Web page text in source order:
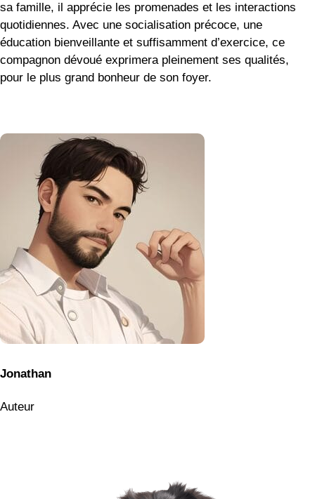
sa famille, il apprécie les promenades et les interactions
quotidiennes. Avec une socialisation précoce, une
éducation bienveillante et suffisamment d’exercice, ce
compagnon dévoué exprimera pleinement ses qualités,
pour le plus grand bonheur de son foyer.
Jonathan
Auteur